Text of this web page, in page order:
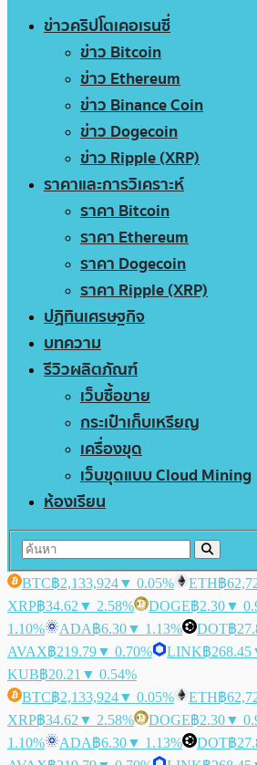
ข่าวคริปโตเคอเรนซี่
ข่าว Bitcoin
ข่าว Ethereum
ข่าว Binance Coin
ข่าว Dogecoin
ข่าว Ripple (XRP)
ราคาและการวิเคราะห์
ราคา Bitcoin
ราคา Ethereum
ราคา Dogecoin
ราคา Ripple (XRP)
ปฏิทินเศรษฐกิจ
บทความ
รีวิวผลิตภัณฑ์
เว็บซื้อขาย
กระเป๋าเก็บเหรียญ
เครื่องขุด
เว็บขุดแบบ Cloud Mining
ห้องเรียน
BTC฿2,133,924▼ 0.05% ETH฿
XRP฿34.62 ▼ 2.58% DOGE฿2.30▼
1.10%
ADA฿6.30▼ 1.13% DOT฿
AVAX฿219.79▼ 0.70% LINK฿268.45
KUB฿20.21 ▼ 0.54%
BTC฿2,133,924▼ 0.05% ETH฿
XRP฿34.62 ▼ 2.58% DOGE฿2.30▼
1.10%
ADA฿6.30▼ 1.13% DOT฿